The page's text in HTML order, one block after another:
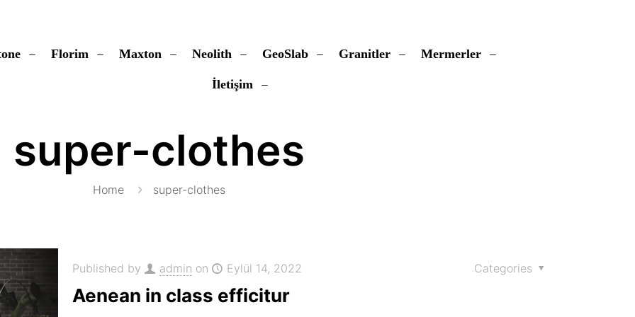
Florim Maxton Neolith GeoSlab Granitler Mermerler
İletişim
super-clothes
Home super-clothes
Published by admin on Eylül 14, 2022 Categories
Aenean in class efficitur